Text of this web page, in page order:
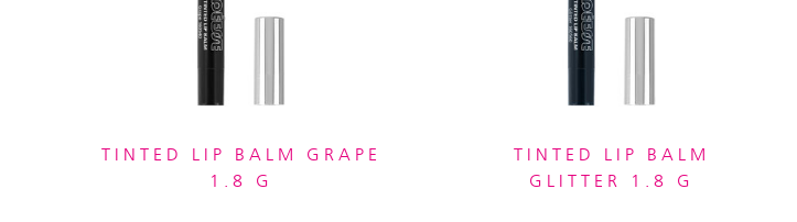
TINTED LIP BALM GRAPE
1.8 G
TINTED LIP BALM
GLITTER 1.8 G